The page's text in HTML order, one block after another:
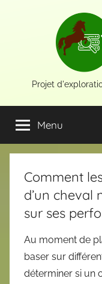
Projet
Menu
Comment
d’un cheval
sur ses
Au moment de
baser sur
déterminer si un